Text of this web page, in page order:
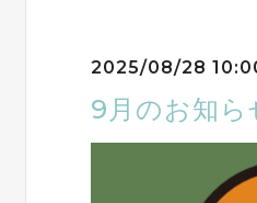
2025/08/28
9月のお知ら